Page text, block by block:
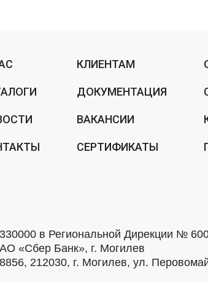
КЛИЕНТАМ
ДОКУМЕНТАЦИЯ
ВАКАНСИИ
СЕРТИФИКАТЫ
в Региональной Дирекции №
«Сбер Банк», г. Могилев
212030, г. Могилев, ул.